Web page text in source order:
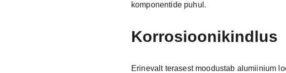
komponentide puhul.
Korrosioonikindlus
Erinevalt terasest moodustab alumiinium